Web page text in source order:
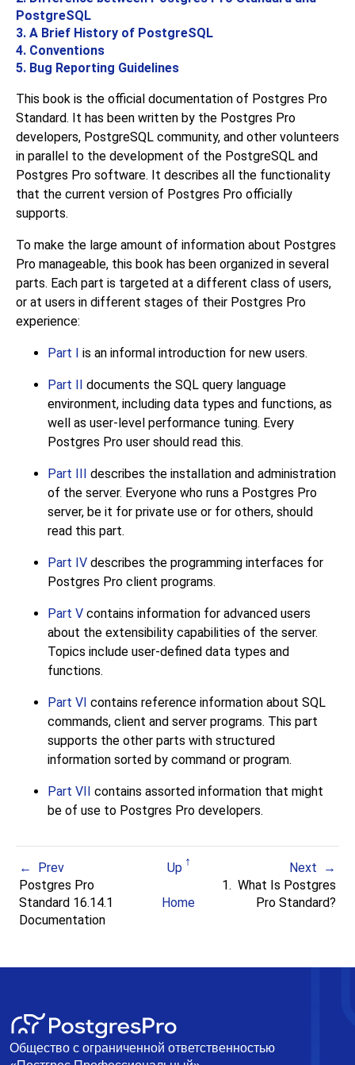
PostgreSQL
3. A Brief History of PostgreSQL
4. Conventions
5. Bug Reporting Guidelines
This book is the official documentation of Postgres Pro
Standard. It has been written by the Postgres Pro
developers, PostgreSQL community, and other volunteers
in parallel to the development of the PostgreSQL and
Postgres Pro software. It describes all the functionality
that the current version of Postgres Pro officially
supports.
To make the large amount of information about Postgres
Pro manageable, this book has been organized in several
parts. Each part is targeted at a different class of users,
or at users in different stages of their Postgres Pro
experience:
Part I is an informal introduction for new users.
Part II documents the SQL query language
environment, including data types and functions, as
well as user-level performance tuning. Every
Postgres Pro user should read this.
Part III describes the installation and administration
of the server. Everyone who runs a Postgres Pro
server, be it for private use or for others, should
read this part.
Part IV describes the programming interfaces for
Postgres Pro client programs.
Part V contains information for advanced users
about the extensibility capabilities of the server.
Topics include user-defined data types and
functions.
Part VI contains reference information about SQL
commands, client and server programs. This part
supports the other parts with structured
information sorted by command or program.
Part VII contains assorted information that might
be of use to Postgres Pro developers.
Prev Up
Next
Postgres Pro
Standard 16.14.1
Documentation
Home
1. What Is Postgres
Pro Standard?
Общество с ограниченной ответственностью